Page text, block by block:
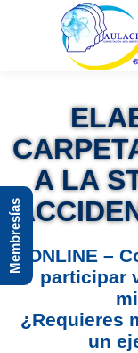
A LA
ONLINE –
participar
¿Requieres
un
Membresías